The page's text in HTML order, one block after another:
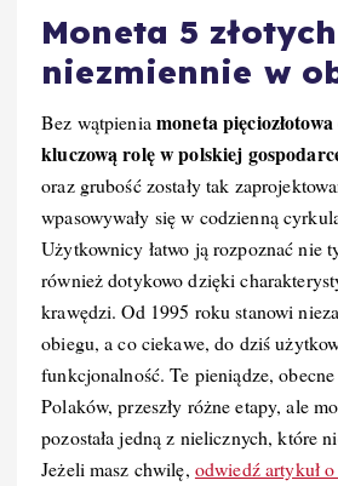
Moneta 5
niezmiennie w
Bez wątpieniamoneta
kluczową rolę w polskiej
oraz grubość zostały tak
wpasowywały się w codzienną
Użytkownicy łatwo ją rozpoznać nie
również dotykowo dzięki
krawędzi. Od 1995 roku stanowi
obiegu, a co ciekawe, do dziś
funkcjonalność. Te pieniądze,
Polaków, przeszły różne etapy, ale
pozostała jedną z nielicznych, które
Jeżeli masz chwilę, odwiedź artykuł